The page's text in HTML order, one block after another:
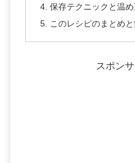
保存テクニックと温
このレシピのまとめ
スポン